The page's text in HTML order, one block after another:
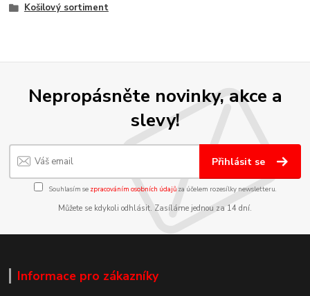
Košilový sortiment
Nepropásněte novinky, akce a
slevy!
Přihlásit se
Souhlasím se zpracováním osobních údajůza účelem rozesílky newsletteru.
Můžete se kdykoli odhlásit. Zasíláme jednou za 14 dní.
Informace pro zákazníky